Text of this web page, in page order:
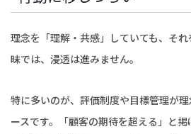
理念を「理解・共感」していても、それ
昧では、浸透は進みません。
特に多いのが、評価制度や目標管理が
ースです。「顧客の期待を超える」と